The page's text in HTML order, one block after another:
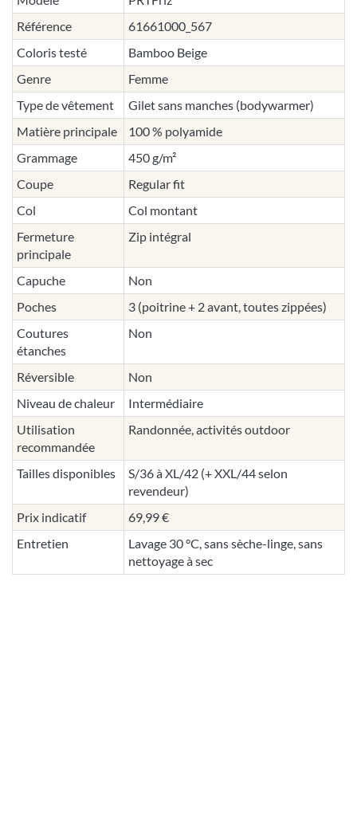
Référence
61661000_567
Coloris testé
Bamboo Beige
Genre
Femme
Type de vêtement
Gilet sans manches (bodywarmer)
Matière principale
100 % polyamide
Grammage
450 g/m²
Coupe
Regular fit
Col
Col montant
Fermeture
principale
Zip intégral
Capuche
Non
Poches
3 (poitrine + 2 avant, toutes zippées)
Coutures
étanches
Non
Réversible
Non
Niveau de chaleur
Intermédiaire
Utilisation
recommandée
Randonnée, activités outdoor
Tailles disponibles
S/36 à XL/42 (+ XXL/44 selon
revendeur)
Prix indicatif
69,99 €
Entretien
Lavage 30 °C, sans sèche-linge, sans
nettoyage à sec